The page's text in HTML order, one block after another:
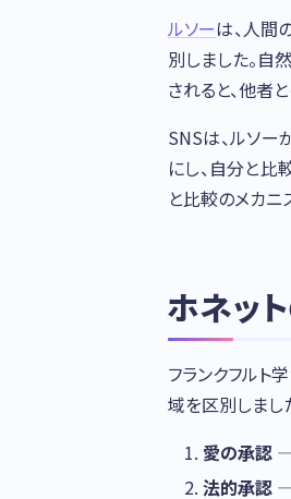
ルソーは、人間
別しました。自
されると、他者
SNSは、ルソ
にし、自分と
と比較のメカニ
ホネッ
フランクフルト
域を区別しまし
愛の承認
法的承認